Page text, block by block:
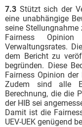
7.3 Stützt sich der
eine unabhängige
seine
Fairness
Verwaltungsrates.
dem Bericht zu
begründen. Diese
Fairness Opinion
Zudem sind alle
Berechnung, die die
der HIB sei
Damit ist die
UEV-UEK genügend